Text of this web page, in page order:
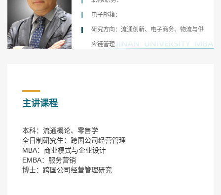
电子邮箱：
研究方向：流通创新、电子商务、物流与供
应链管理
主讲课程
本科：流通概论、零售学
全日制研究生：跨国公司经营管理
MBA：商业模式与企业设计
EMBA：服务营销
博士：跨国公司经营管理研究